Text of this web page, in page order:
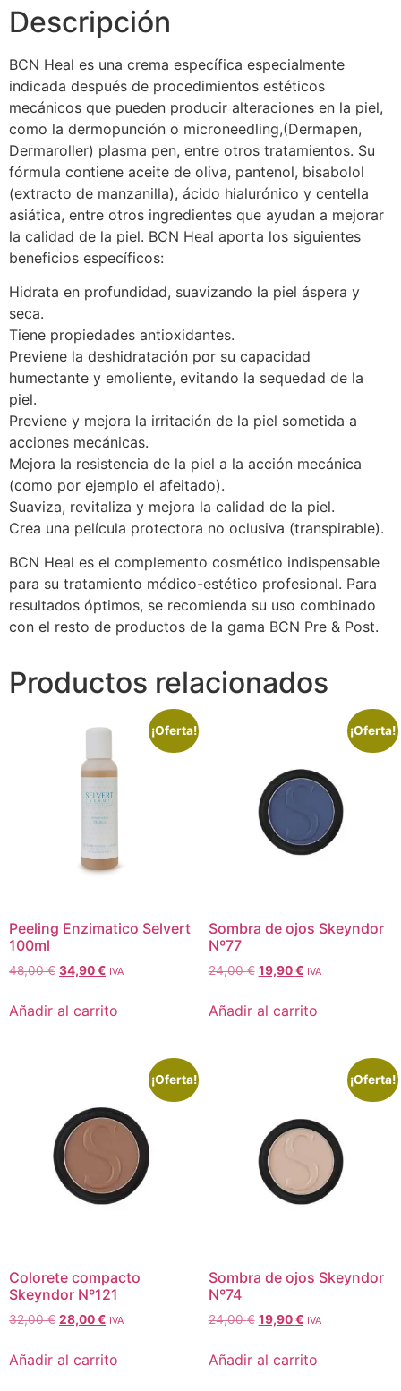
Descripción
BCN Heal es una crema específica especialmente
indicada después de procedimientos estéticos
mecánicos que pueden producir alteraciones en la piel,
como la dermopunción o microneedling,(Dermapen,
Dermaroller) plasma pen, entre otros tratamientos. Su
fórmula contiene aceite de oliva, pantenol, bisabolol
(extracto de manzanilla), ácido hialurónico y centella
asiática, entre otros ingredientes que ayudan a mejorar
la calidad de la piel. BCN Heal aporta los siguientes
beneficios específicos:
Hidrata en profundidad, suavizando la piel áspera y
seca.
Tiene propiedades antioxidantes.
Previene la deshidratación por su capacidad
humectante y emoliente, evitando la sequedad de la
piel.
Previene y mejora la irritación de la piel sometida a
acciones mecánicas.
Mejora la resistencia de la piel a la acción mecánica
(como por ejemplo el afeitado).
Suaviza, revitaliza y mejora la calidad de la piel.
Crea una película protectora no oclusiva (transpirable).
BCN Heal es el complemento cosmético indispensable
para su tratamiento médico-estético profesional. Para
resultados óptimos, se recomienda su uso combinado
con el resto de productos de la gama BCN Pre & Post.
Productos relacionados
¡Oferta!
Peeling Enzimatico Selvert
100ml
48,00€ 34,90€ IVA
Añadir al carrito
¡Oferta!
Sombra de ojos Skeyndor
Nº77
24,00€ 19,90€ IVA
Añadir al carrito
¡Oferta!
Colorete compacto
Skeyndor Nº121
32,00€ 28,00€ IVA
Añadir al carrito
¡Oferta!
Sombra de ojos Skeyndor
Nº74
24,00€ 19,90€ IVA
Añadir al carrito